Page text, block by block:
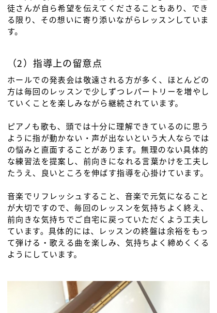
徒さんが自ら希望を伝えてくださることもあり、でき
る限り、その想いに寄り添いながらレッスンしていま
す。
（2）指導上の留意点
ホールでの発表会は敬遠される方が多く、ほとんどの
方は毎回のレッスンで少しずつレパートリーを増やし
ていくことを楽しみながら継続されています。
ピアノも歌も、頭では十分に理解できているのに思う
ように指が動かない・声が出ないという大人ならでは
の悩みと直面することがあります。無理のない具体的
な練習法を提案し、前向きになれる言葉かけを工夫し
たうえ、良いところを伸ばす指導を心掛けています。
音楽でリフレッシュすること、音楽で元気になること
が大切ですので、毎回のレッスンを気持ちよく終え、
前向きな気持ちでご自宅に戻っていただくよう工夫し
ています。具体的には、レッスンの終盤は余裕をもっ
て弾ける・歌える曲を楽しみ、気持ちよく締めくくる
ようにしています。